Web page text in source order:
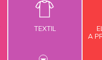
TEXTIL
A